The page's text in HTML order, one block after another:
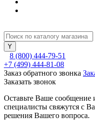
8 (800) 444-79-51
+7 (499) 444-81-08
Заказ обратного звонка
Заказать звонок
Оставьте Ваше
специалисты свяжутся с
решения Вашего вопроса.